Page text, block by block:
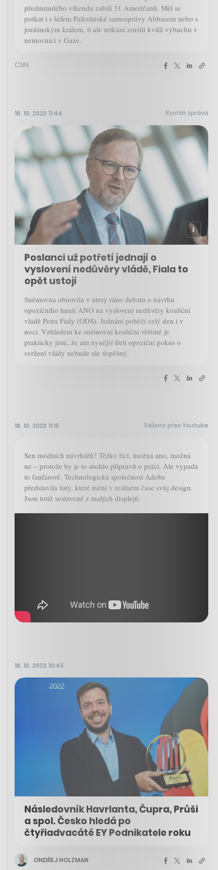
předminulého víkendu zabili 31 Američanů. Měl se
potkat i s šéfem Palestinské samosprávy Abbasem nebo s
jordánským králem, ti ale setkání zrušili kvůli výbuchu v
nemocnici v Gaze.
CNN
18. 10. 2023 11:44 Rychlá zpráva
Poslanci už potřetí jednají o
vyslovení nedůvěry vládě, Fiala to
opět ustojí
Sněmovna obnovila v úterý ráno debatu o návrhu
opozičního hnutí ANO na vyslovení nedůvěry koaliční
vládě Petra Fialy (ODS). Jednání poběží celý den i v
noci. Vzhledem ke sněmovní koaliční většině je
prakticky jisté, že ani nynější třetí opoziční pokus o
svržení vlády nebude ale úspěšný.
18. 10. 2023 11:15 Sdíleno přes Youtube
Sen módních návrhářů? Těžko říct, možná ano, možná
ne – protože by je to mohlo připravit o práci. Ale vypadá
to fanfárově. Technologická společnost Adobe
představila šaty, které mění v reálném čase svůj design.
Jsou totiž sestavené z malých displejů.
18. 10. 2023 10:45
Následovník Havrlanta, Čupra, Průši
a spol. Česko hledá po
čtyřiadvacáté EY Podnikatele roku
ONDŘEJ HOLZMAN